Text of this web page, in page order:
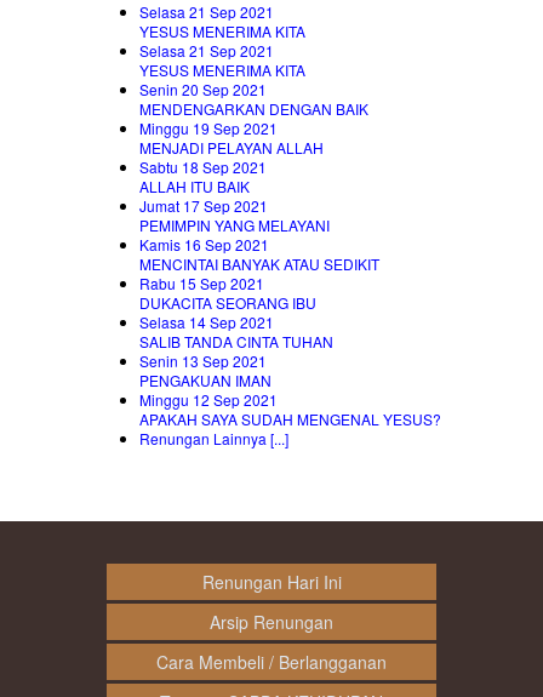
Selasa 21 Sep 2021
YESUS MENERIMA KITA
Selasa 21 Sep 2021
YESUS MENERIMA KITA
Senin 20 Sep 2021
MENDENGARKAN DENGAN BAIK
Minggu 19 Sep 2021
MENJADI PELAYAN ALLAH
Sabtu 18 Sep 2021
ALLAH ITU BAIK
Jumat 17 Sep 2021
PEMIMPIN YANG MELAYANI
Kamis 16 Sep 2021
MENCINTAI BANYAK ATAU SEDIKIT
Rabu 15 Sep 2021
DUKACITA SEORANG IBU
Selasa 14 Sep 2021
SALIB TANDA CINTA TUHAN
Senin 13 Sep 2021
PENGAKUAN IMAN
Minggu 12 Sep 2021
APAKAH SAYA SUDAH MENGENAL YESUS?
Renungan Lainnya [...]
Renungan Hari Ini
Arsip Renungan
Cara Membeli / Berlangganan